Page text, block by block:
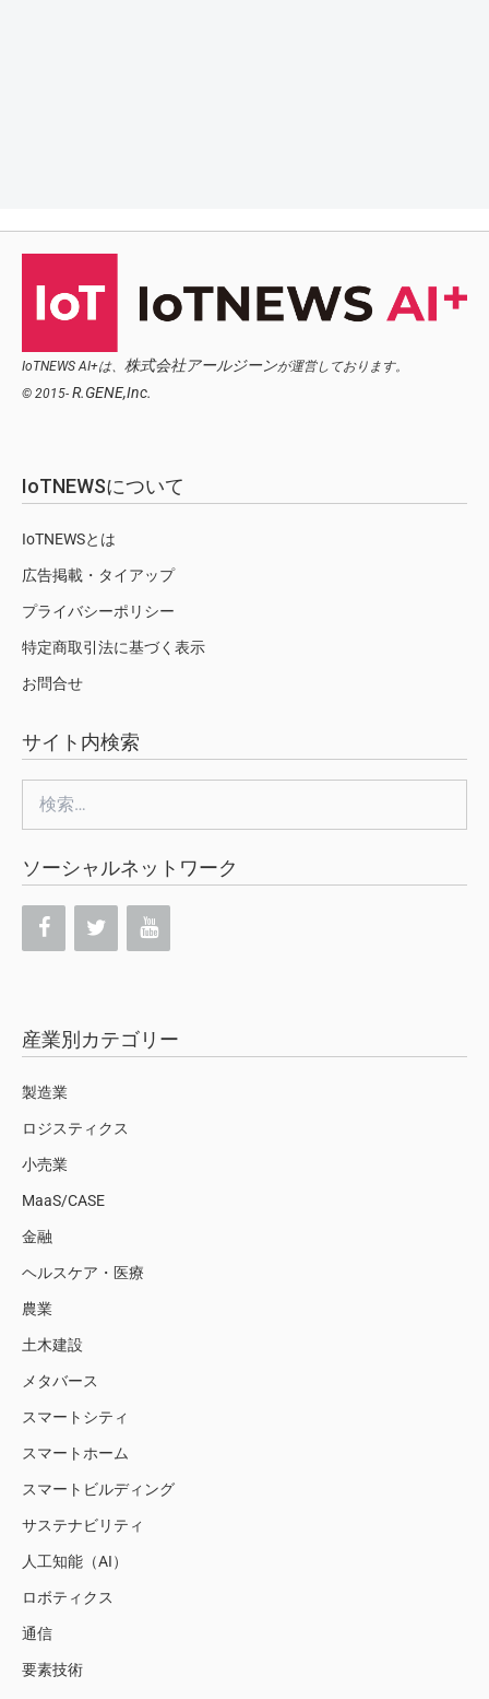
IoTNEWS AI+は、 株式会社アールジーンが運営しております。
© 2015- R.GENE,Inc.
IoTNEWSについて
IoTNEWSとは
広告掲載・タイアップ
プライバシーポリシー
特定商取引法に基づく表示
お問合せ
サイト内検索
索:
ソーシャルネットワーク
産業別カテゴリー
製造業
ロジスティクス
小売業
MaaS/CASE
金融
ヘルスケア・医療
農業
土木建設
メタバース
スマートシティ
スマートホーム
スマートビルディング
サステナビリティ
人工知能（AI）
ロボティクス
通信
要素技術